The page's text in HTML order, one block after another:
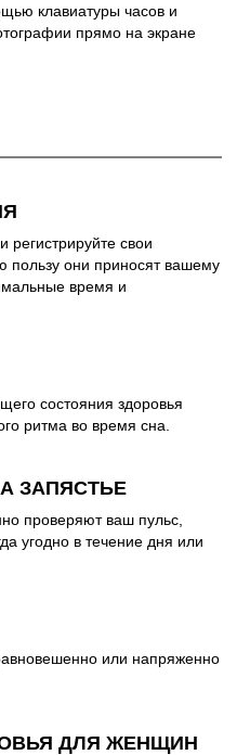
клавиатуры часов и
прямо на экране
регистрируйте свои
пользу они приносят вашему
время и
состояния здоровья
ритма во время сна.
ЗАПЯСТЬЕ
проверяют ваш пульс,
угодно в течение дня или
или напряженно
ДЛЯ ЖЕНЩИН